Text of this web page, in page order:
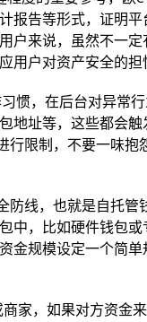
报告等形式，证明
户来说，虽然不一
户对资产安全的担
惯，在后台对异常行
地址等，这些都会
行限制，不要一味抱
防线，也就是自托管
，比如硬件钱包或
金规模设定一个简单
家，如果对方资金